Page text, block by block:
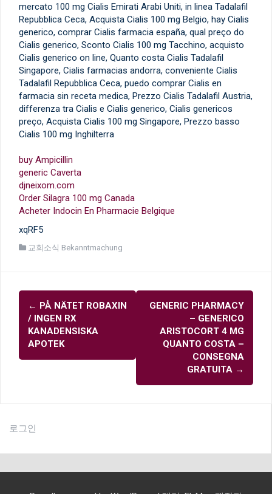
mercato 100 mg Cialis Emirati Arabi Uniti, in linea Tadalafil
Repubblica Ceca, Acquista Cialis 100 mg Belgio, hay Cialis
generico, comprar Cialis farmacia españa, qual preço do
Cialis generico, Sconto Cialis 100 mg Tacchino, acquisto
Cialis generico on line, Quanto costa Cialis Tadalafil
Singapore, Cialis farmacias andorra, conveniente Cialis
Tadalafil Repubblica Ceca, puedo comprar Cialis en
farmacia sin receta medica, Prezzo Cialis Tadalafil Austria,
differenza tra Cialis e Cialis generico, Cialis genericos
preço, Acquista Cialis 100 mg Singapore, Prezzo basso
Cialis 100 mg Inghilterra
buy Ampicillin
generic Caverta
djneixom.com
Order Silagra 100 mg Canada
Acheter Indocin En Pharmacie Belgique
xqRF5
교회소식 Bekanntmachung
글
내
비
게
← PÅ NÄTET ROBAXIN
/ INGEN RX
KANADENSISKA
APOTEK
GENERIC PHARMACY
– GENERICO
ARISTOCORT 4 MG
QUANTO COSTA –
CONSEGNA
GRATUITA →
로그인